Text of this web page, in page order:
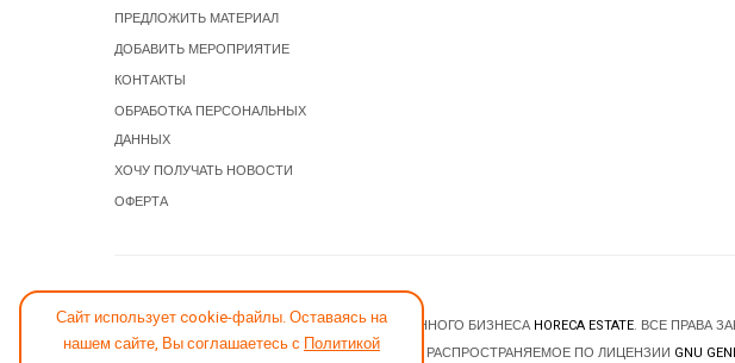
Сайт использует cookie-файлы. Оставаясь на
нашем сайте, Вы соглашаетесь с Политикой
ПРЕДЛОЖИТЬ МАТЕРИАЛ
ДОБАВИТЬ МЕРОПРИЯТИЕ
КОНТАКТЫ
ОБРАБОТКА ПЕРСОНАЛЬНЫХ
ДАННЫХ
ХОЧУ ПОЛУЧАТЬ НОВОСТИ
ОФЕРТА
© 2026 НОВОСТИ ГОСТИНИЧНОГО И РЕСТОРАННОГО БИЗНЕСА HORECA ESTATE. ВСЕ ПРАВА
JOOMLA! CMS- ПРОГРАММНОЕ ОБЕСПЕЧЕНИЕ, РАСПРОСТРАНЯЕМОЕ ПО ЛИЦЕНЗИИ GNU